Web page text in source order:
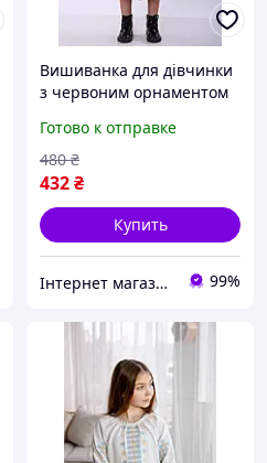
Вишиванка для дівчинки
з червоним орнаментом
Готово к отправке
432₴
480 ₴
Купить
Інтернет магазин "Вишиванка.Nет" 99%